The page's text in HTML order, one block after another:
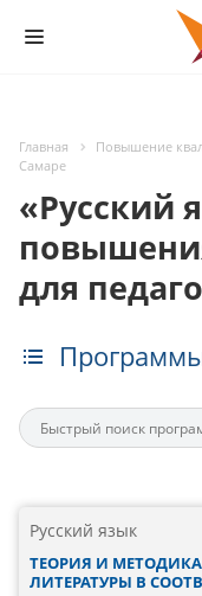
Главная Повышение
Самаре
«Русский
для
Русский язык
ТЕОРИЯ И
ЛИТЕРАТУРЫ В